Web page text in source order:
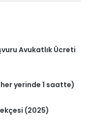
Avukatlık Ücreti
yerinde 1 saatte)
(2025)